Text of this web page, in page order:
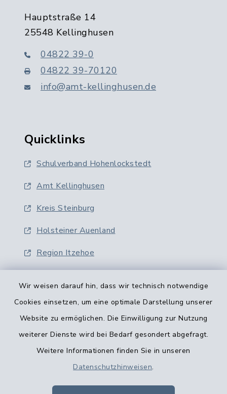
Wir weisen darauf hin, dass wir technisch notwendige
Cookies einsetzen, um eine optimale Darstellung unserer
Website zu ermöglichen. Die Einwilligung zur Nutzung
weiterer Dienste wird bei Bedarf gesondert abgefragt.
Weitere Informationen finden Sie in unseren
Datenschutzhinweisen.
Hauptstraße 14
25548 Kellinghusen
04822 39-0
04822 39-70120
info@amt-kellinghusen.de
Quicklinks
Schulverband Hohenlockstedt
Amt Kellinghusen
Kreis Steinburg
Holsteiner Auenland
Region Itzehoe
Barrierefreiheit